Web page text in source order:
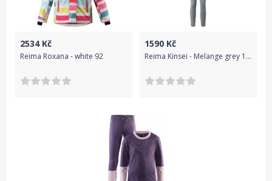
2534Kč
Reima Roxana - white 92
1590 Kč
Reima Kinsei - Melange grey 150